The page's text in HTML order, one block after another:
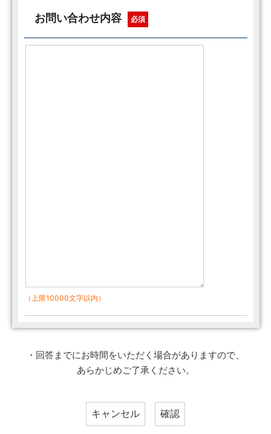
お問い合わせ内容 必須
（上限10000文字以内）
・回答までにお時間をいただく場合がありますので、
あらかじめご了承ください。